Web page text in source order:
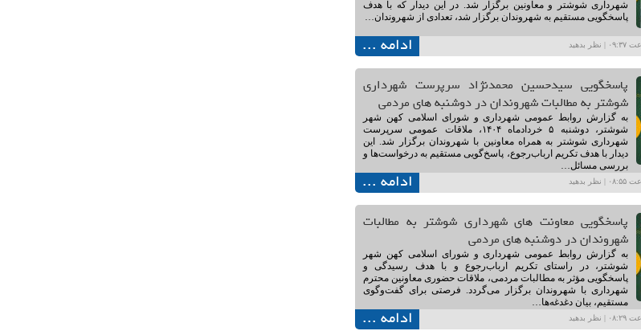
پاسخگویی معاونت های شهرداری شوشتر به مطالبات
شهروندان در دوشنبه های مردمی
به گزارش روابط عمومی شهرداری و شورای اسلامی کهن شهر
شوشتر، در راستای تکریم ارباب‌رجوع و با هدف رسیدگی و
پاسخگویی مؤثر به مطالبات مردمی، ملاقات حضوری معاونین محترم
شهرداری با شهروندان برگزار می‌گردد. فرصتی برای گفت‌وگوی
مستقیم، بیان دغدغه‌ها…
نظر بدهید ادامه ...
پاسخگویی سیدحسین محمدنژاد سرپرست شهرداری
شوشتر به مطالبات شهروندان در دوشنبه های مردمی
به گزارش روابط عمومی شهرداری و شورای اسلامی کهن شهر
شوشتر، دوشنبه ۵ خردادماه ۱۴۰۴، ملاقات عمومی سرپرست
شهرداری شوشتر به همراه معاونین با شهروندان برگزار شد. این
دیدار با هدف تکریم ارباب‌رجوع، پاسخ‌گویی مستقیم به درخواست‌ها و
بررسی مسائل…
نظر بدهید ادامه ...
شهرداری شوشتر و معاونین برگزار شد. در این دیدار که با هدف
پاسخگویی مستقیم به شهروندان برگزار شد، تعدادی از شهروندان…
نظر بدهید ادامه ...